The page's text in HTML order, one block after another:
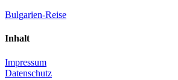
Zum
springen
Bulgarien-Reise
Der
für
Bulgarien
Inhalt
Impressum
Datenschutz